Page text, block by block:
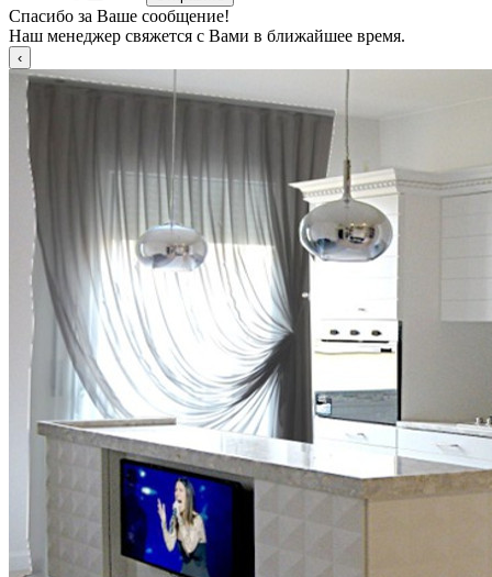
Спасибо за Ваше сообщение!
Наш менеджер свяжется с Вами в ближайшее время.